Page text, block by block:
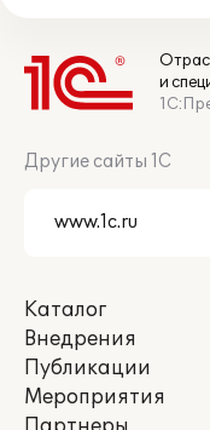
и
Другие сайты 1С
Каталог
Внедрения
Публикации
Мероприятия